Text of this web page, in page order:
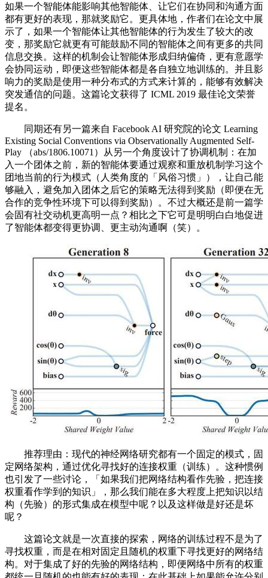
如果一个智能体能影响其他智能体、让它们在协同和沟通方面
都有更好的表现，那就奖励它。更具体地，作者们在论文中展
示了，如果一个智能体让其他智能体的行为发生了较大的改
变，那奖励它就更有可能鼓励不同的智能体之间有更多的共同
信息交换。这样的机制会让智能体形成归纳偏倚，更有意愿学
会协同运动，即便这些智能体都是各自独立地训练的。并且影
响力的奖励是使用一种分布式的方式来计算的，能够有效解决
突发通信的问题。这篇论文获得了 ICML 2019 最佳论文荣誉
提名。
同期还有另一篇来自 Facebook AI 研究院的论文 Learning
Existing Social Conventions via Observationally Augmented Self-
Play （abs/1806.10071）从另一个角度设计了协调机制：在加
入一个团体之前，新的智能体要通过观察和重放机制学习这个
团地当前的行为模式（人类角度的「风俗习惯」），让自己能
够融入，避免加入团体之后它的策略无法得到奖励（即便在无
合作的竞争性环境下可以得到奖励）。不过大概还是前一篇学
会固有社交动机更高明一点？相比之下它可是明明白白地促进
了智能体都变得更协调、更主动沟通啊（笑）。
推荐理由：现代的神经网络研究都有一个固定的模式，固
定网络架构，通过优化寻找好的连接权重（训练）。这种惯例
也引发了一些讨论，「如果我们把网络结构看作先验，把连接
权重看作学到的知识」，那么我们能在多大程度上把知识以结
构（先验）的形式集成在模型中呢？以及这样做是好还是坏
呢？
这篇论文就是一次直接的探索，网络的训练过程不是为了
寻找权重，而是在相对固定且随机的权重下寻找更好的网络结
构。对于集成了好的先验的网络结构，即便网络中所有的权重